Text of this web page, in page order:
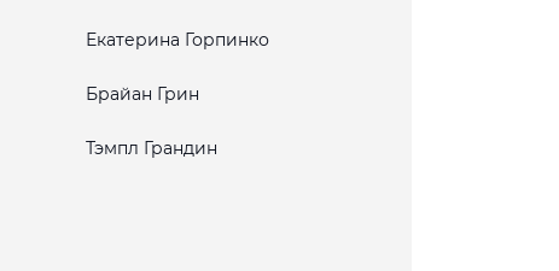
Екатерина Горпинко
Брайан Грин
Тэмпл Грандин